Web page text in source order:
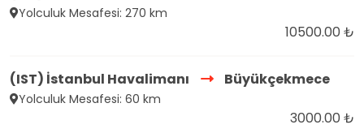
Yolculuk Mesafesi: 270 km
10500.00 ₺
(IST) İstanbul Havalimanı Büyükçekmece
Yolculuk Mesafesi: 60 km
3000.00 ₺